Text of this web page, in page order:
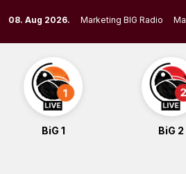
to
content
08. Aug 2026. Marketing BIG Radio
BiG 1 BiG 2